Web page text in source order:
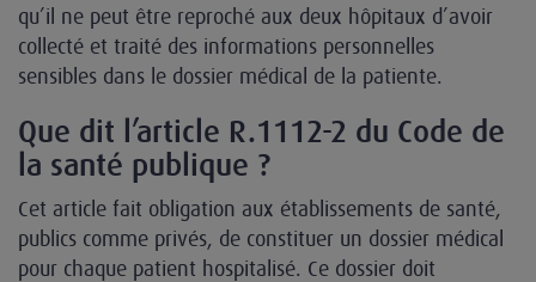
qu’il ne peut être reproché aux deux hôpitaux d’avoir
collecté et traité des informations personnelles
sensibles dans le dossier médical de la patiente.
Que dit l’article R.1112-2 du Code de
la santé publique ?
Cet article fait obligation aux établissements de santé,
publics comme privés, de constituer un dossier médical
pour chaque patient hospitalisé. Ce dossier doit